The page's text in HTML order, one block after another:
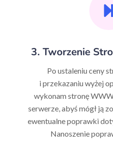
3. Tworzenie
Po ustaleniu ceny
i przekazaniu wyżej
wykonam stronę
serwerze, abyś mógł ją
ewentualne poprawki
Nanoszenie